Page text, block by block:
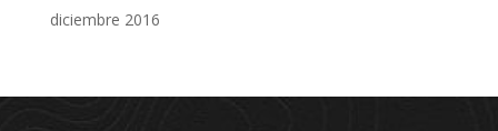
diciembre 2016